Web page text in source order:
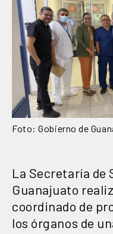
Foto: Gobierno de
La Secretaría de
Guanajuato
coordinado de
los órganos de